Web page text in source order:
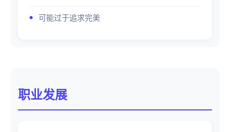
可能过于追求完美
职业发展